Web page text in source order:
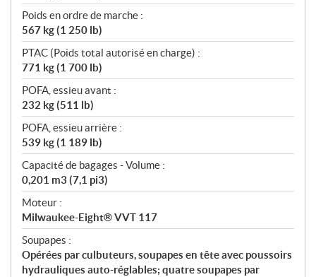
Poids en ordre de marche :
567 kg (1 250 lb)
PTAC (Poids total autorisé en charge) :
771 kg (1 700 lb)
POFA, essieu avant :
232 kg (511 lb)
POFA, essieu arrière :
539 kg (1 189 lb)
Capacité de bagages - Volume :
0,201 m3 (7,1 pi3)
Moteur :
Milwaukee-Eight® VVT 117
Soupapes :
Opérées par culbuteurs, soupapes en tête avec poussoirs
hydrauliques auto-réglables; quatre soupapes par